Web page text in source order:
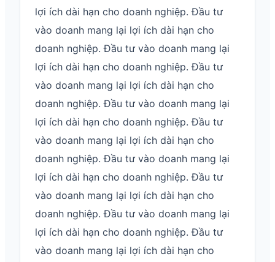
lợi ích dài hạn cho doanh nghiệp. Đầu tư
vào doanh mang lại lợi ích dài hạn cho
doanh nghiệp. Đầu tư vào doanh mang lại
lợi ích dài hạn cho doanh nghiệp. Đầu tư
vào doanh mang lại lợi ích dài hạn cho
doanh nghiệp. Đầu tư vào doanh mang lại
lợi ích dài hạn cho doanh nghiệp. Đầu tư
vào doanh mang lại lợi ích dài hạn cho
doanh nghiệp. Đầu tư vào doanh mang lại
lợi ích dài hạn cho doanh nghiệp. Đầu tư
vào doanh mang lại lợi ích dài hạn cho
doanh nghiệp. Đầu tư vào doanh mang lại
lợi ích dài hạn cho doanh nghiệp. Đầu tư
vào doanh mang lại lợi ích dài hạn cho